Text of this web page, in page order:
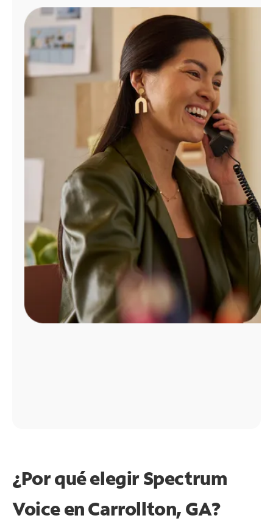
Administrar
cuenta
Encuentra
tienda
¿Por qué elegir Spectrum
Voice en Carrollton, GA?